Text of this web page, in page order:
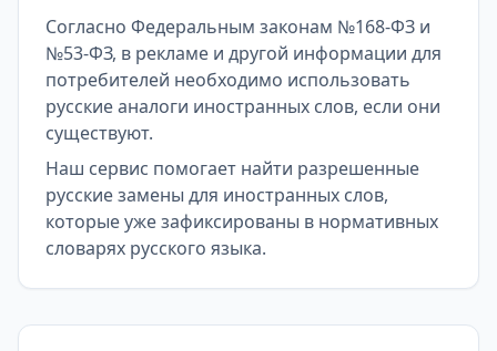
Согласно Федеральным законам №168-ФЗ и
№53-ФЗ, в рекламе и другой информации для
потребителей необходимо использовать
русские аналоги иностранных слов, если они
существуют.
Наш сервис помогает найти разрешенные
русские замены для иностранных слов,
которые уже зафиксированы в нормативных
словарях русского языка.